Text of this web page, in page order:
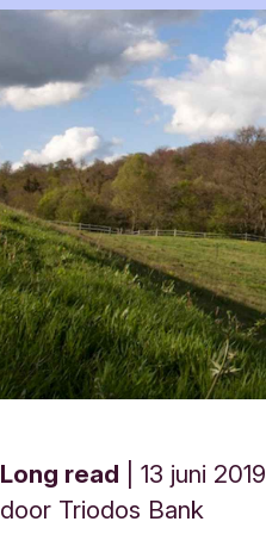
Long read
13 juni 2019
door Triodos Bank